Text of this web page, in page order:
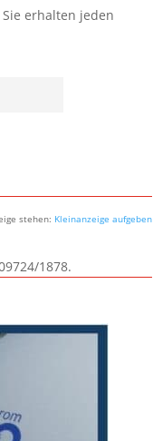
erhalten jeden
stehen: Kleinanzeige aufgeben
1878.